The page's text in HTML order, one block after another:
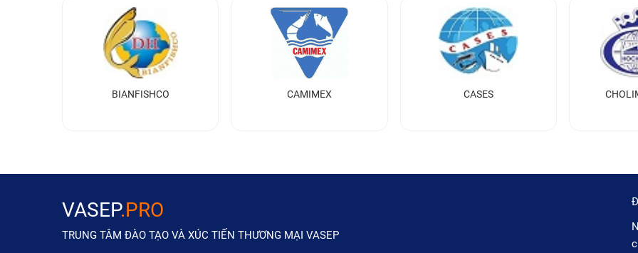
BIANFISHCO CAMIMEX CASES
VASEP.PRO
TRUNG TÂM ĐÀO TẠO VÀ XÚC TIẾN THƯƠNG MẠI VASEP